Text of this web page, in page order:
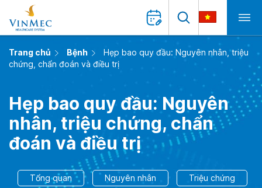
Trang chủ Bệnh
Hẹp bao quy đầu: Nguyên nhân, triệu
chứng, chẩn đoán và điều trị
Hẹp bao quy đầu: Nguyên
nhân, triệu chứng, chẩn
đoán và điều trị
Tổng quan Nguyên nhân Triệu chứng